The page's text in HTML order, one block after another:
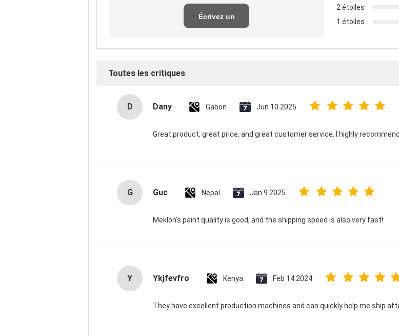
Écrivez un
2 étoiles
1 étoiles
Toutes les critiques
D Dany Gabon Jun 10.2025
Great product, great price, and great customer service. I highly
G Guc Nepal Jan 9.2025
Meklon's paint quality is good, and the shipping speed is also very fast!
Y Ykjfevfro Kenya Feb 14.2024
They have excellent production machines and can quickly help me ship